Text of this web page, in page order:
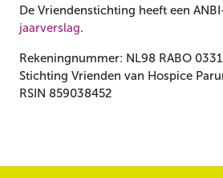
De Vriendenstichting heeft een
jaarverslag.
Rekeningnummer: NL98 RABO
Stichting Vrienden van Hospice
RSIN 859038452